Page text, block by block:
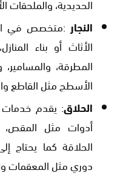
الحديدية، والملحقات
النجار :متخصص في
الأثاث أو بناء
المطرقة،
الأسطح مثل القاطع
الحلاق: يقدم خدمات
أدوات مثل المقص،
الحلاقة كما يحتاج
دوري مثل المعقمات